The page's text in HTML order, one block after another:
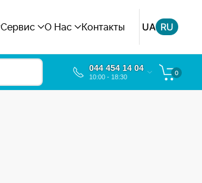
Сервис О Нас Контакты UA RU
044 454 14 04
10:00 - 18:30
0